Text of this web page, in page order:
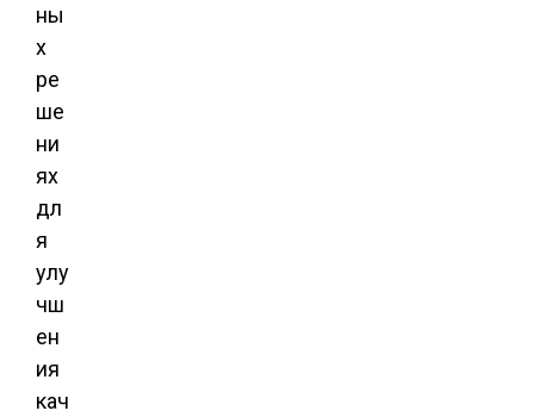
ны
х
ре
ше
ни
ях
дл
я
улу
чш
ен
ия
кач